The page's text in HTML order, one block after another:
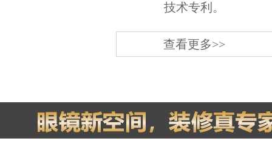
技术专利。
查看更多>>